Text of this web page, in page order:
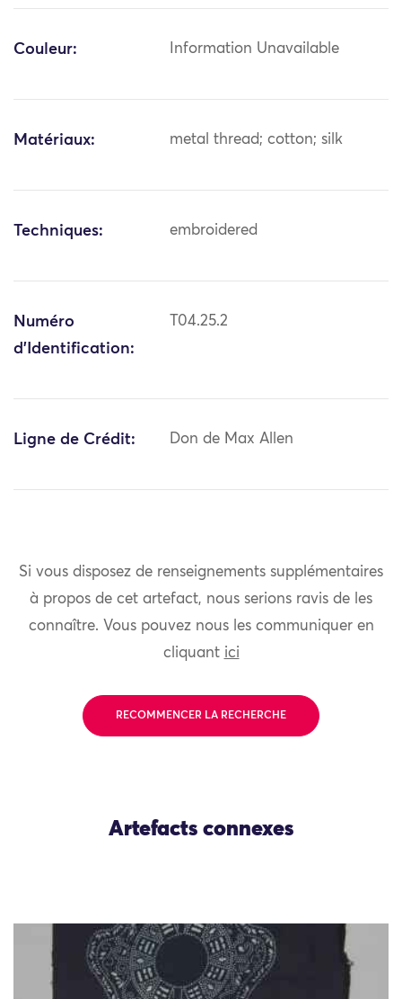
Couleur: Information Unavailable
Matériaux: metal thread; cotton; silk
Techniques: embroidered
Numéro
d'Identification:
T04.25.2
Ligne de Crédit: Don de Max Allen
Si vous disposez de renseignements supplémentaires
à propos de cet artefact, nous serions ravis de les
connaître. Vous pouvez nous les communiquer en
cliquant ici
RECOMMENCER LA RECHERCHE
Artefacts connexes